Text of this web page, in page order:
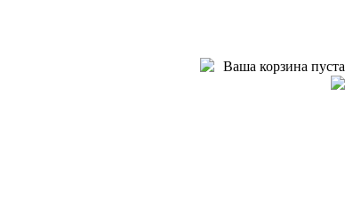
Ваша корзина пуста